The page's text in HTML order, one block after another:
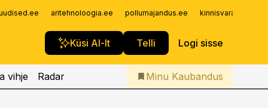
aritehnoloogia.ee pollumajandus.ee
Küsi AI-lt Telli Logi sisse
Iseteenindus
Telli Kaubandus
vihje Radar Minu Kaubandus